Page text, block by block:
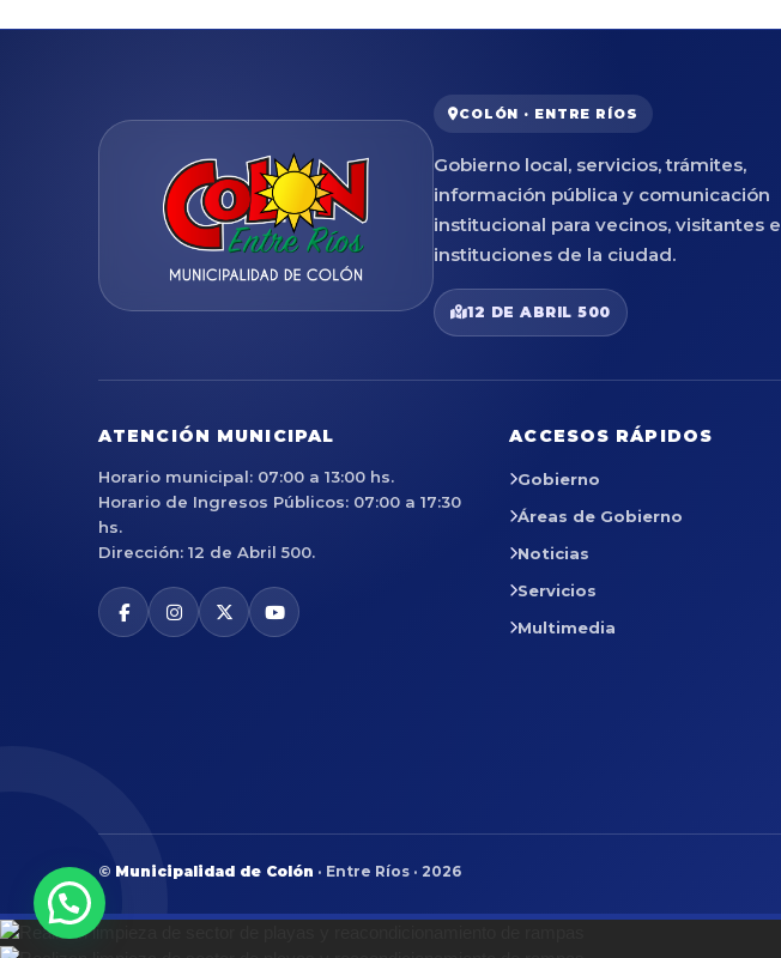
COLÓN · ENTRE RÍOS
Gobierno local, servicios, trámites,
información pública y comunicación
institucional para vecinos, visitantes e
instituciones de la ciudad.
12 DE ABRIL 500
ATENCIÓN MUNICIPAL
Horario municipal: 07:00 a 13:00 hs.
Horario de Ingresos Públicos: 07:00 a 17:30
hs.
Dirección: 12 de Abril 500.
ACCESOS RÁPIDOS
Gobierno
Áreas de Gobierno
Noticias
Servicios
Multimedia
© Municipalidad de Colón · Entre Ríos · 2026